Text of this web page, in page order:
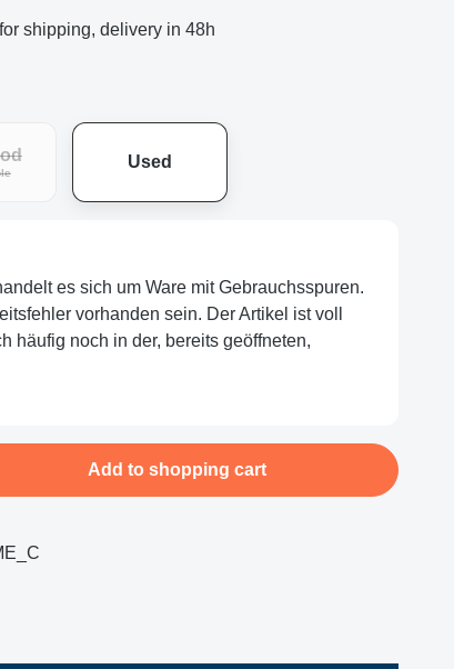
shipping, delivery in 48h
Used
es sich um Ware mit Gebrauchsspuren.
vorhanden sein. Der Artikel ist voll
häufig noch in der, bereits geöffneten,
the desired amount or use the
Add to shopping cart